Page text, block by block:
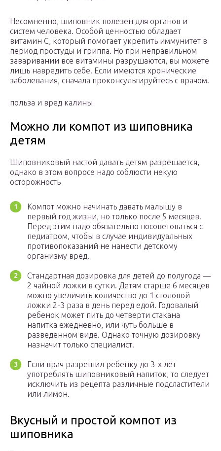
Несомненно, шиповник полезен для органов и
систем человека. Особой ценностью обладает
витамин С, который помогает укрепить иммунитет в
период простуды и гриппа. Но при неправильном
заваривании все витамины разрушаются, вы можете
лишь навредить себе. Если имеются хронические
заболевания, сначала проконсультируйтесь с врачом.
польза и вред калины
Можно ли компот из шиповника
детям
Шиповниковый настой давать детям разрешается,
однако в этом вопросе надо соблюсти некую
осторожность
Компот можно начинать давать малышу в
первый год жизни, но только после 5 месяцев.
Перед этим надо обязательно посоветоваться с
педиатром, чтобы в случае индивидуальных
противопоказаний не нанести детскому
организму вред.
Стандартная дозировка для детей до полугода —
2 чайной ложки в сутки. Детям старше 6 месяцев
можно увеличить количество до 1 столовой
ложки 2-3 раза в день перед едой. Годовалый
ребенок может пить до четверти стакана
напитка ежедневно, или чуть больше в
разведенном виде. Однако точную дозировку
назначит только специалист.
Если врач разрешил ребенку до 3-х лет
употреблять шиповниковый напиток, то следует
исключить из рецепта различные подсластители
или лимон.
Вкусный и простой компот из
шиповника